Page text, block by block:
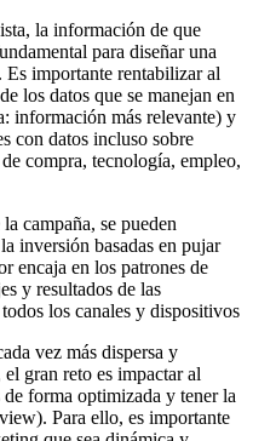
la información de que
para diseñar una
importante rentabilizar al
los datos que se manejan en
información más relevante) y
con datos incluso sobre
compra, tecnología, empleo,
campaña, se pueden
inversión basadas en pujar
encaja en los patrones de
y resultados de las
los canales y dispositivos
vez más dispersa y
gran reto es impactar al
forma optimizada y tener la
Para ello, es importante